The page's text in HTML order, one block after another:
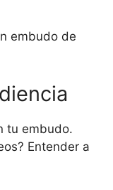
embudo de
tu embudo.
Entender a